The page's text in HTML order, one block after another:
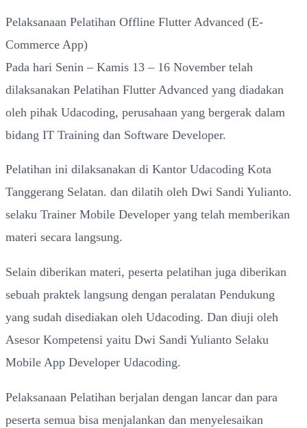
Pelaksanaan Pelatihan Offline Flutter Advanced (E-
Commerce App)
Pada hari Senin – Kamis 13 – 16 November telah
dilaksanakan Pelatihan Flutter Advanced yang diadakan
oleh pihak Udacoding, perusahaan yang bergerak dalam
bidang IT Training dan Software Developer.
Pelatihan ini dilaksanakan di Kantor Udacoding Kota
Tanggerang Selatan. dan dilatih oleh Dwi Sandi Yulianto.
selaku Trainer Mobile Developer yang telah memberikan
materi secara langsung.
Selain diberikan materi, peserta pelatihan juga diberikan
sebuah praktek langsung dengan peralatan Pendukung
yang sudah disediakan oleh Udacoding. Dan diuji oleh
Asesor Kompetensi yaitu Dwi Sandi Yulianto Selaku
Mobile App Developer Udacoding.
Pelaksanaan Pelatihan berjalan dengan lancar dan para
peserta semua bisa menjalankan dan menyelesaikan